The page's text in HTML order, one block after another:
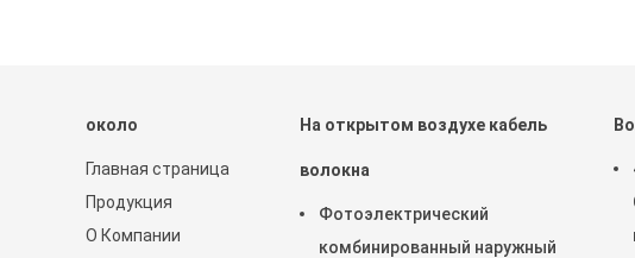
около
Главная страница
Продукция
О Компании
На открытом воздухе кабель
волокна
Фотоэлектрический
комбинированный наружный